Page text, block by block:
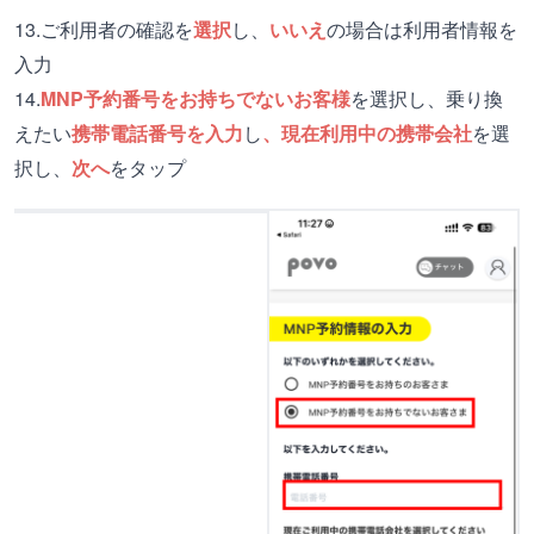
13.ご利用者の確認を選択し、 いいえの場合は利用者情報を
入力
14.MNP予約番号をお持ちでないお客様を選択し、乗り換
えたい携帯電話番号を入力し、現在利用中の携帯会社を選
択し、 次へをタップ